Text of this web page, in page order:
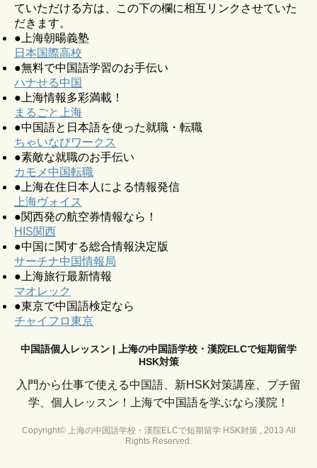
ていただける方は、この下の欄に相互リンクさせていた
だきます。
●上海朝暘義塾
日本国際高校
●無料で中国語学習のお手伝い
ハナせる中国
●上海情報多彩満載！
まるごと上海
●中国語と日本語を使った就職・転職
ちゃいなびワークス
●素敵な就職のお手伝い
カモメ中国転職
●上海在住日本人による情報発信
上海ヴォイス
●関西発の航空券情報なら！
HIS関西
●中国に関する総合情報決定版
サーチナ中国情報局
●上海旅行最新情報
マオレック
●東京で中国語検定なら
チャイフロ東京
中国語個人レッスン | 上海の中国語学校・漢院ELCで短期留学
HSK対策
入門から仕事で使える中国語、新HSK対策講座、プチ留
学、個人レッスン！上海で中国語を学ぶなら漢院！
Copyright© 上海の中国語学校・漢院ELCで短期留学 HSK対策 , 2013 All
Rights Reserved.